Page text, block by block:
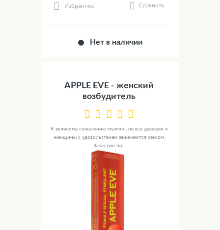
Избранное Сравнить
Нет в наличии
APPLE EVE - женский
возбудитель
К великому сожалению мужчин, не все девушки и
женщины с удовольствием занимаются сексом.
Зачастую пр...